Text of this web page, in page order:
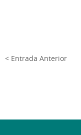
< Entrada Anterior